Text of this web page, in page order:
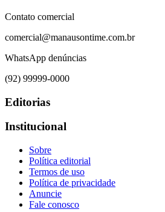
Contato comercial
comercial@manausontime.com.br
WhatsApp denúncias
(92) 99999-0000
Editorias
Institucional
Sobre
Política editorial
Termos de uso
Política de privacidade
Anuncie
Fale conosco